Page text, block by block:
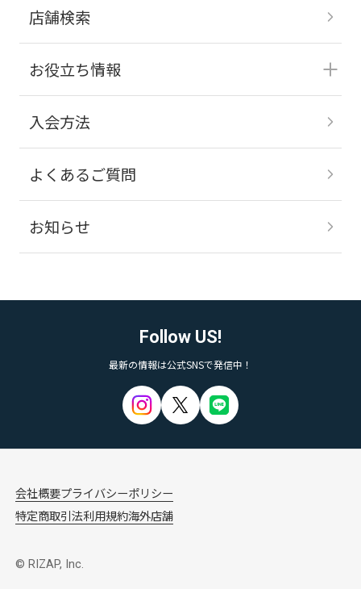
店舗検索
お役立ち情報
入会方法
よくあるご質問
お知らせ
Follow US!
最新の情報は公式SNSで発信中！
会社概要プライバシーポリシー
特定商取引法利用規約海外店舗
© RIZAP, Inc.